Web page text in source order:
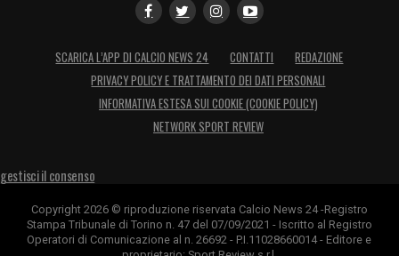
SCARICA L’APP DI CALCIO NEWS 24 CONTATTI
REDAZIONE
PRIVACY POLICY E TRATTAMENTO DEI DATI PERSONALI
INFORMATIVA ESTESA SUI COOKIE (COOKIE POLICY)
NETWORK SPORT REVIEW
gestisci il consenso
Copyright 2026 © riproduzione riservata Calcio News 24 -Registro
Stampa Tribunale di Torino n. 47 del 07/09/2021 - Iscritto al Registro
Operatori di Comunicazione al n. 26692 - P.I.11028660014 - Editore e